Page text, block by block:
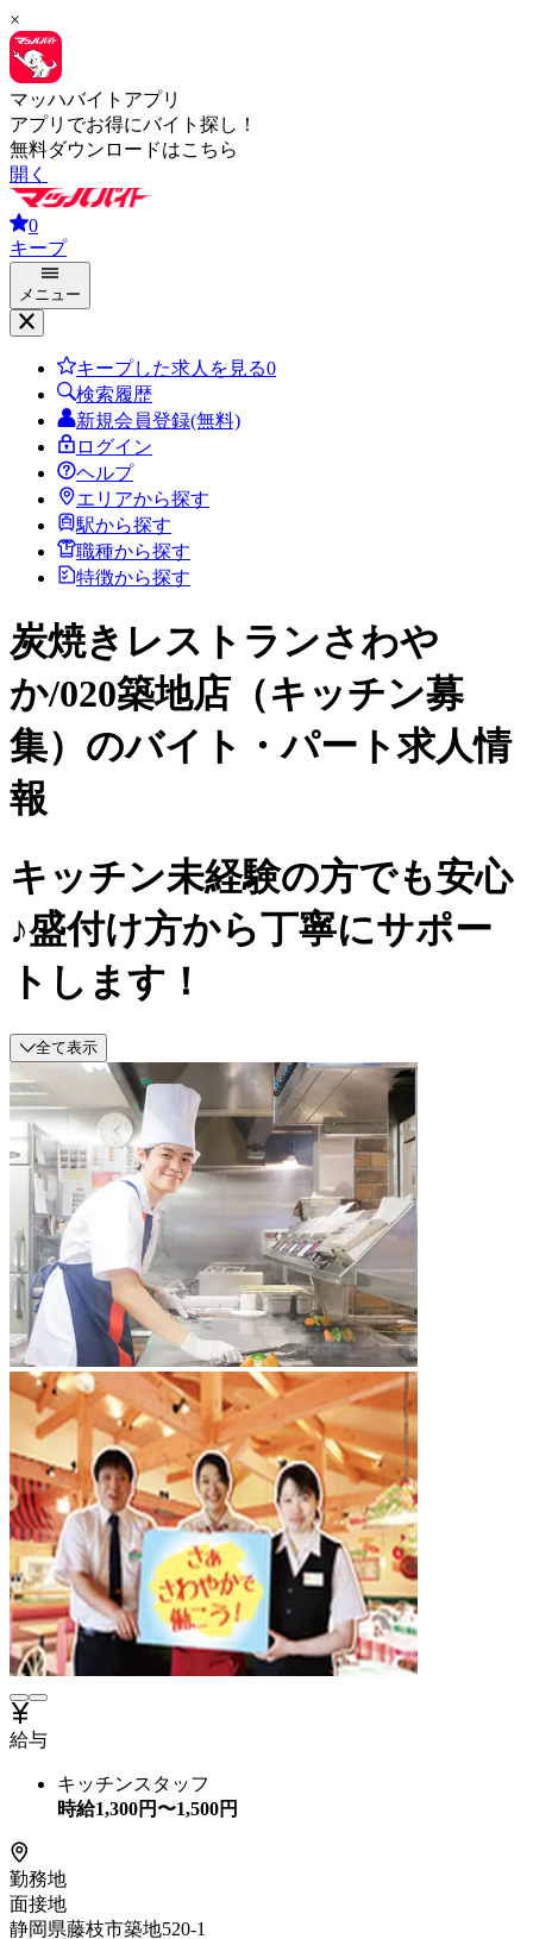
×
マッハバイトアプリ
アプリでお得にバイト探し！
無料ダウンロードはこちら
開く
0
キープ
メニュー
キープした求人を見る0
検索履歴
新規会員登録(無料)
ログイン
ヘルプ
エリアから探す
駅から探す
職種から探す
特徴から探す
炭焼きレストランさわや
か/020築地店（キッチン募
集）のバイト・パート求人情
報
キッチン未経験の方でも安心
♪盛付け方から丁寧にサポー
トします！
全て表示
給与
キッチンスタッフ
時給1,300円〜1,500円
勤務地
面接地
静岡県藤枝市築地520-1